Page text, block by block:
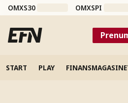
OMXS30 OMXSPI
START PLAY
BÖRS OCH FINANS
"Jag behöver